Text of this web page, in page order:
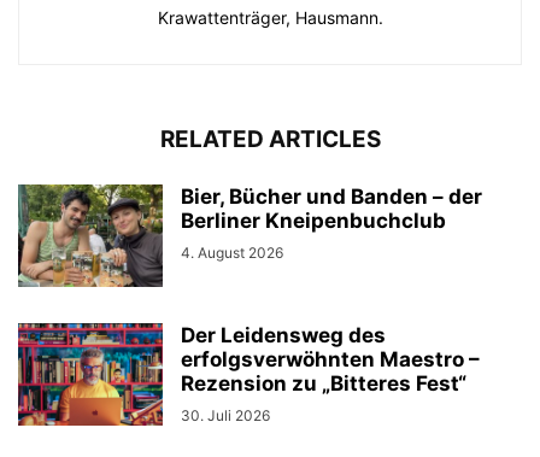
Krawattenträger, Hausmann.
RELATED ARTICLES
Bier, Bücher und Banden – der
Berliner Kneipenbuchclub
4. August 2026
Der Leidensweg des
erfolgsverwöhnten Maestro –
Rezension zu „Bitteres Fest“
30. Juli 2026